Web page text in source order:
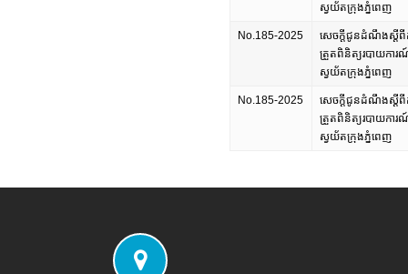
ស្វយ័តក្រុងភ្នំពេញ
No.185-2025
សេចក្តីជូនដំណឹងស្តីពីក
ត្រួតពិនិត្យរបាយការ
ស្វយ័តក្រុងភ្នំពេញ
No.185-2025
សេចក្តីជូនដំណឹងស្តីពីក
ត្រួតពិនិត្យរបាយការ
ស្វយ័តក្រុងភ្នំពេញ